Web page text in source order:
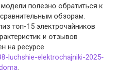
полезно обратиться к
обзорам.
топ-15 электрочайников
и отзывов
на ресурсе
luchshie-elektrochajniki-2025-
.